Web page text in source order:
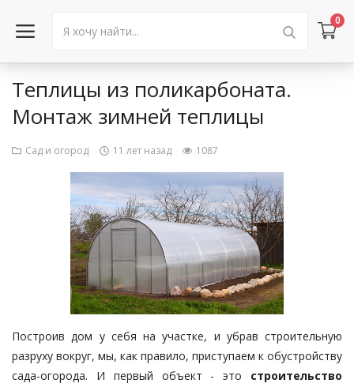
0
Войти в аккаунт
Объявления
Контакты
Город: Колумбус
Теплицы из поликарбоната.
Монтаж зимней теплицы
Сад и огород 11 лет назад 1087
Построив дом у себя на участке, и убрав строительную
разруху вокруг, мы, как правило, приступаем к обустройству
сада-огорода. И первый объект - это строительство